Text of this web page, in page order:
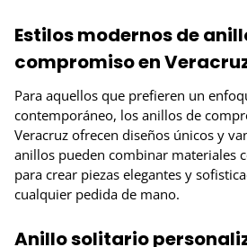
Estilos modernos de
compromiso en
Para aquellos que prefieren un
contemporáneo, los anillos de
Veracruz ofrecen diseños únicos y
anillos pueden combinar materiales
para crear piezas elegantes y
cualquier pedida de mano.
Anillo solitario